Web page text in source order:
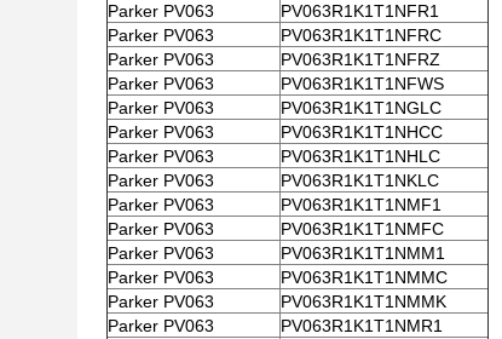
Parker PV063
PV063R1K1T1NFR1
Parker PV063
PV063R1K1T1NFRC
Parker PV063
PV063R1K1T1NFRZ
Parker PV063
PV063R1K1T1NFWS
Parker PV063
PV063R1K1T1NGLC
Parker PV063
PV063R1K1T1NHCC
Parker PV063
PV063R1K1T1NHLC
Parker PV063
PV063R1K1T1NKLC
Parker PV063
PV063R1K1T1NMF1
Parker PV063
PV063R1K1T1NMFC
Parker PV063
PV063R1K1T1NMM1
Parker PV063
PV063R1K1T1NMMC
Parker PV063
PV063R1K1T1NMMK
Parker PV063
PV063R1K1T1NMR1